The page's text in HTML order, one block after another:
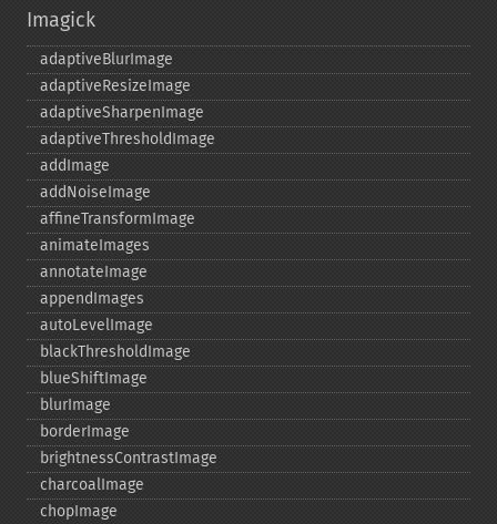
Imagick
adaptiveBlurImage
adaptiveResizeImage
adaptiveSharpenImage
adaptiveThresholdImage
addImage
addNoiseImage
affineTransformImage
animateImages
annotateImage
appendImages
autoLevelImage
blackThresholdImage
blueShiftImage
blurImage
borderImage
brightnessContrastImage
charcoalImage
chopImage